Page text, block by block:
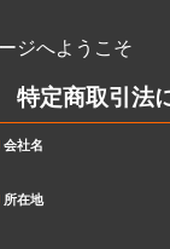
ジへようこそ
特定商取引法
会社名
所在地